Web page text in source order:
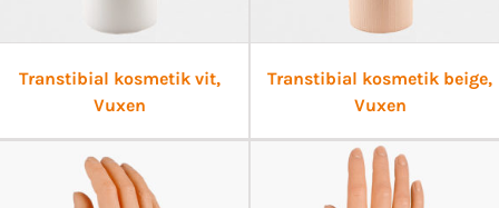
Transtibial kosmetik vit,
Vuxen
Transtibial kosmetik beige,
Vuxen